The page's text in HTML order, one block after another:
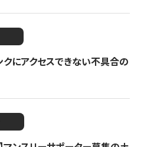
にアクセスできない不具合の